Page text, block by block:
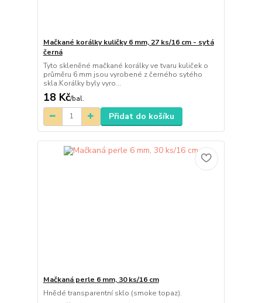
Mačkané korálky kuličky 6 mm, 27 ks/16 cm - sytá
černá
Tyto skleněné mačkané korálky ve tvaru kuliček o
průměru 6 mm jsou vyrobené z černého sytého
skla.Korálky byly vyro...
18 Kč/bal.
Přidat do košíku
Mačkaná perle 6 mm, 30 ks/16 cm
Hnědé transparentní sklo (smoke topaz).